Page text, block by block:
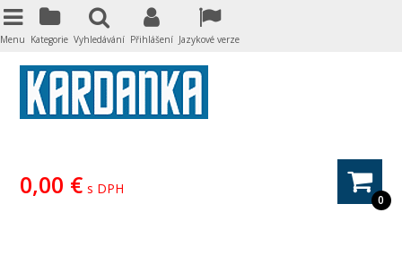
0
0,00 € s DPH
Menu Kategorie Vyhledávání Přihlášení Jazykové verze